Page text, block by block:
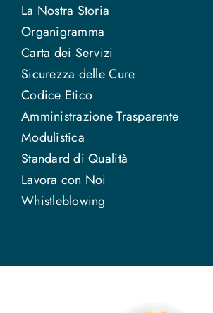
La Nostra Storia
Organigramma
Carta dei Servizi
Sicurezza delle Cure
Codice Etico
Amministrazione Trasparente
Modulistica
Standard di Qualità
Lavora con Noi
Whistleblowing